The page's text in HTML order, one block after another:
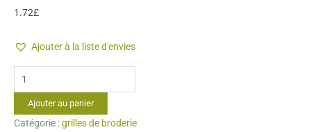
1.72£
Ajouter à la liste d'envies
quantité
de
Point
de
Ajouter au panier
Catégorie :grilles de broderie